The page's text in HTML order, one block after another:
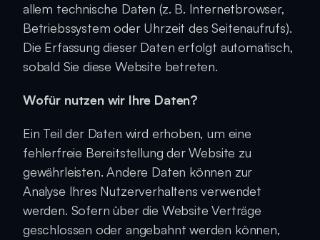
allem technische Daten (z. B. Internetbrowser,
Betriebssystem oder Uhrzeit des Seitenaufrufs).
Die Erfassung dieser Daten erfolgt automatisch,
sobald Sie diese Website betreten.
Wofür nutzen wir Ihre Daten?
Ein Teil der Daten wird erhoben, um eine
fehlerfreie Bereitstellung der Website zu
gewährleisten. Andere Daten können zur
Analyse Ihres Nutzerverhaltens verwendet
werden. Sofern über die Website Verträge
geschlossen oder angebahnt werden können,